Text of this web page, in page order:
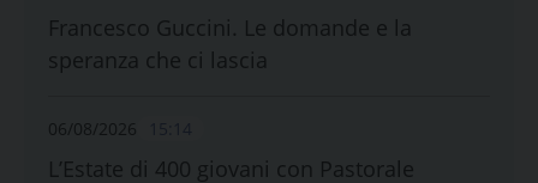
Francesco Guccini. Le domande e la
speranza che ci lascia
06/08/2026
L’Estate di 400 giovani con Pastorale